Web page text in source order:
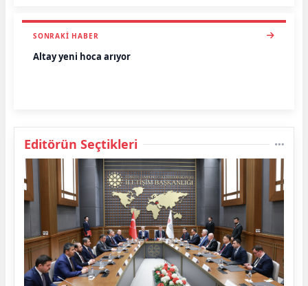
SONRAKI HABER
Altay yeni hoca arıyor
Editörün Seçtikleri